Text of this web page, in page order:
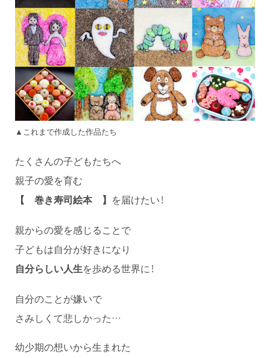
▲これまで作成した作品たち
たくさんの子どもたちへ
親子の愛を育む
【 巻き寿司絵本 】 を届けたい！
親からの愛を感じることで
子どもは自分が好きになり
自分らしい人生を歩める世界に！
自分のことが嫌いで
さみしくて悲しかった…
幼少期の想いから生まれた